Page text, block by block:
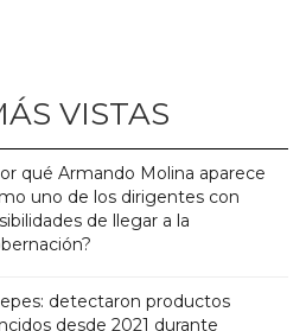
VISTAS
qué Armando Molina aparece
uno de los dirigentes con
de llegar a la
detectaron productos
desde 2021 durante